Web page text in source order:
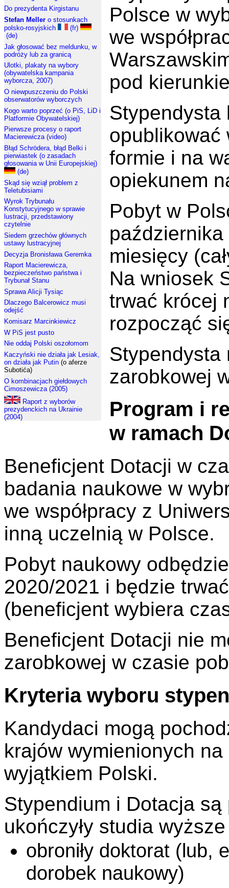
Do prezydenta Kirgistanu
Stefan Meller o stosunkach
polsko-rosyjskich
(fr)
(de)
Jak głosować bez meldunku, w
podróży lub za granicą
Ulotki, plakaty na wybory
(obywatelska kampania
wyborcza, 2007)
O niewpuszczeniu do Polski
obserwatorów wyborczych
Kogo warto poprzeć (o PiS, LiD i
Platformie Obywatelskiej)
Pierwsze procesy o raport
Macierewicza (video)
Błąd Schrödera, błąd Belki i
pierwiastek (o zasadach
głosowania w Unii Europejskiej)
(de)
Skąd się wziął problem z
Teletubisiami
Wyrok Trybunału
Konstytucyjnego w sprawie
lustracji, przedstawiony
czytelnie
Siedem grzechów głównych
ustawy lustracyjnej
Decyzja Bronisława Geremka
Raport Macierewicza,
bezpieczeństwo państwa i
Trybunał Stanu
Sprawa Alicji Tysiąc
Dlaczego Balcerowicz musi
odejść
Komisarz Marcinkiewicz
W PiS jest pusto
Nie oddaj Polski oszołomom
Kaczyński nie działa jak Lesiak,
on działa jak Putin (o aferze
Subotića)
O kombinacjach giełdowych
Cimoszewicza (2005)
Raport z wyborów
prezydenckich na Ukrainie
(2004)
Polsce w
we
pod
Stypendysta
opublikować
formie i na
opiekunem
Pobyt w
miesięcy
Na wniosek
trwać krócej
rozpocząć
Stypendysta
zarobkowej
Program i
w ramach
Beneficjent Dotacji w
badania naukowe w
we współpracy z
inną uczelnią w Polsce.
Pobyt naukowy
2020/2021 i będzie
(beneficjent wybiera
Beneficjent Dotacji nie
zarobkowej w czasie
Kryteria wyboru
Kandydaci mogą
krajów wymienionych
wyjątkiem Polski.
Stypendium i Dotacja
ukończyły studia
obroniły doktorat (lub,
dorobek naukowy)